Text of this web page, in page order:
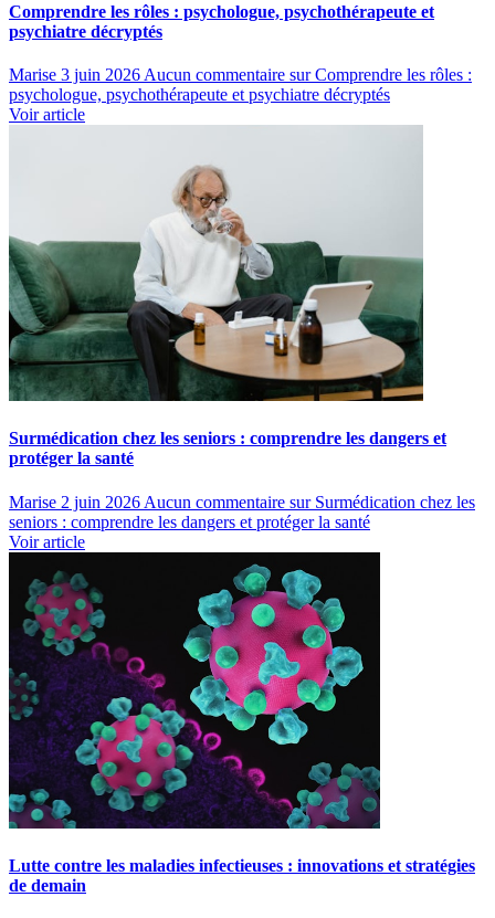
Comprendre les rôles : psychologue, psychothérapeute et
psychiatre décryptés
Marise 3 juin 2026 Aucun commentaire sur Comprendre les rôles :
psychologue, psychothérapeute et psychiatre décryptés
Voir article
Surmédication chez les seniors : comprendre les dangers et
protéger la santé
Marise 2 juin 2026 Aucun commentaire sur Surmédication chez les
seniors : comprendre les dangers et protéger la santé
Voir article
Lutte contre les maladies infectieuses : innovations et stratégies
de demain